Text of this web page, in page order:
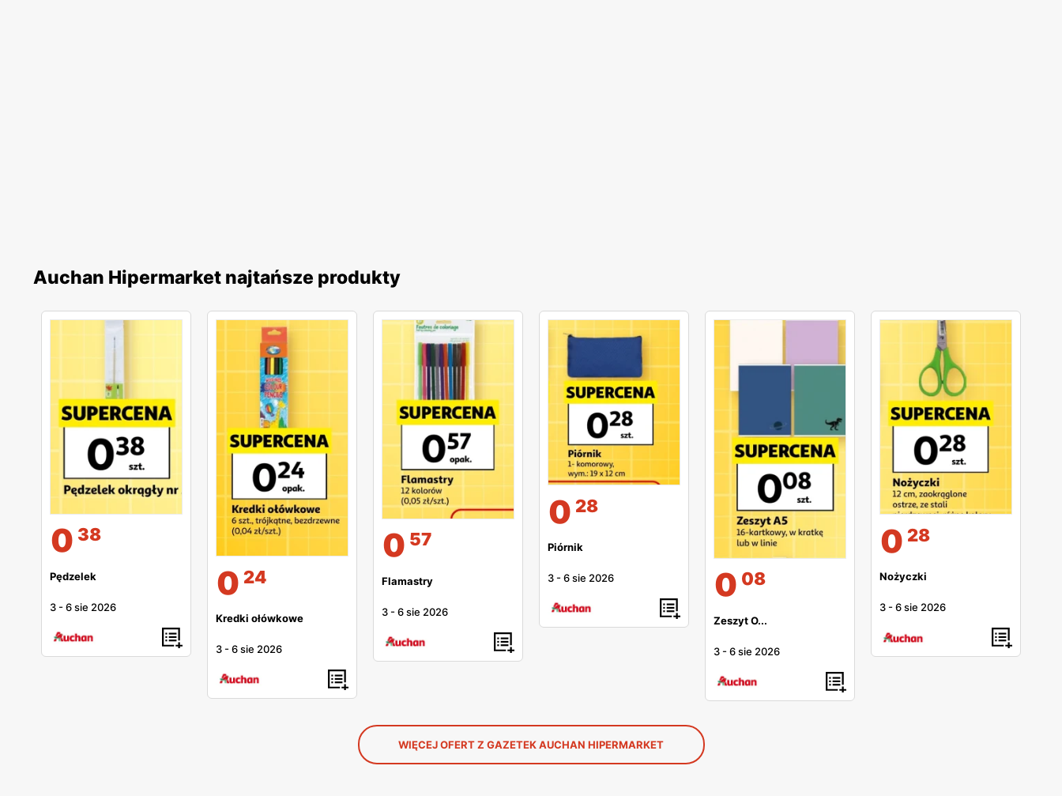
Auchan Hipermarket najtańsze produkty
0 38
Pędzelek
3 -6 sie 2026
0 24
Kredki ołówkowe
3 -6 sie 2026
0 57
Flamastry
3 -6 sie 2026
0 28
Piórnik
3 -6 sie 2026 0 08
Zeszyt O...
3 -6 sie 2026
0 28
Nożyczki
3 -6 sie 2026
WIĘCEJ OFERT Z GAZETEK AUCHAN HIPERMARKET